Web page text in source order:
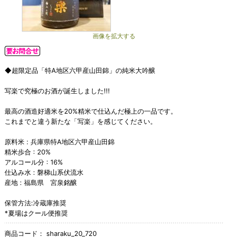
画像を拡大する
◆超限定品「特A地区六甲産山田錦」の純米大吟醸
写楽で究極のお酒が誕生しました!!!
最高の酒造好適米を20%精米で仕込んだ極上の一品です。
これまでと違う新たな「写楽」を感じてください。
原料米 : 兵庫県特A地区六甲産山田錦
精米歩合 : 20%
アルコール分 : 16%
仕込み水 : 磐梯山系伏流水
産地 : 福島県 宮泉銘醸
保管方法:冷蔵庫推奨
*夏場はクール便推奨
商品コード： sharaku_20_720